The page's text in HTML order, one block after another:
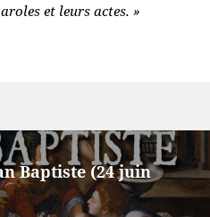
et leurs actes. »
Baptiste (24 juin